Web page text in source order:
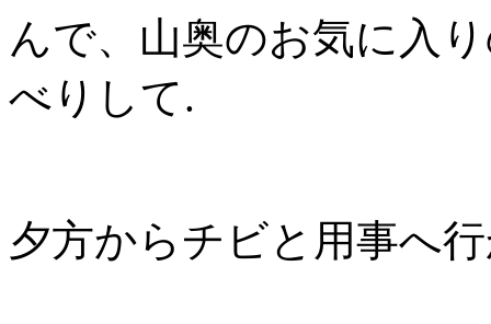
んで、山奥のお気に入
べりして.
夕方からチビと用事へ